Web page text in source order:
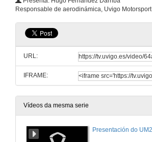
Responsable de aerodinámica, Uvigo Motorsport
URL:
IFRAME:
Vídeos da mesma serie